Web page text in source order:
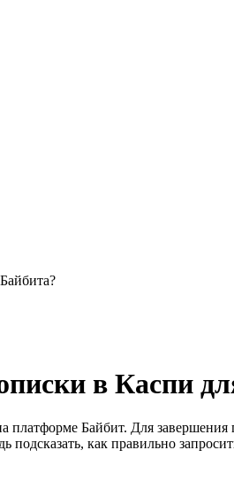
в Каспи
Байбит. Для
подсказать, как правильно